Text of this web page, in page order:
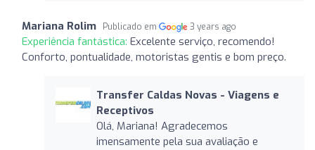
Mariana Rolim Publicado em 3 years ago
Experiência fantástica: Excelente serviço, recomendo!
Conforto, pontualidade, motoristas gentis e bom preço.
Transfer Caldas Novas - Viagens e
Receptivos
Olá, Mariana! Agradecemos
imensamente pela sua avaliação e